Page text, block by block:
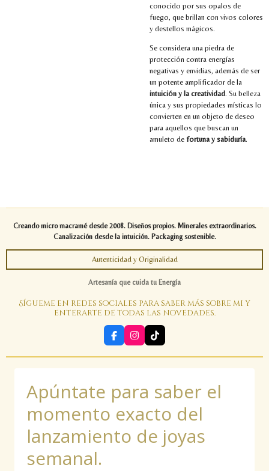
conocido por sus opalos de
fuego, que brillan con vivos colores
y destellos mágicos.
Se considera una piedra de
protección contra energías
negativas y envidias, además de ser
un potente amplificador de la
intuición y la creatividad. Su belleza
única y sus propiedades místicas lo
convierten en un objeto de deseo
para aquellos que buscan un
amuleto de fortuna y sabiduría.
Creando micro macramé desde 2008. Diseños propios. Minerales extraordinarios.
Canalización desde la intuición. Packaging sostenible.
Autenticidad y Originalidad
Artesanía que cuida tu Energía
Sígueme en redes sociales para saber más sobre mi y
enterarte de todas las novedades.
F
a
c
o
k
I
n
s
r
m
T
i
k
Apúntate para saber el
momento exacto del
lanzamiento de joyas
semanal.